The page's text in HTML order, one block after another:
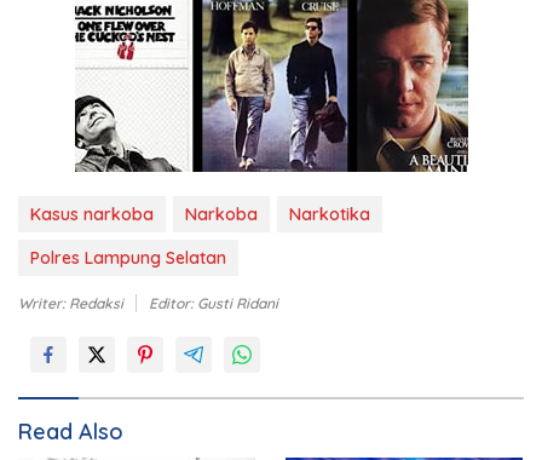
Kasus narkoba Narkoba
Narkotika
Polres Lampung Selatan
Writer: Redaksi Editor: Gusti Ridani
Read Also